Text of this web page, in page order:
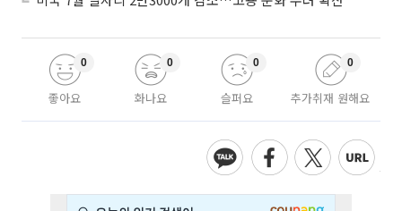
좋아요
0
화나요
0
슬퍼요
0
추가취재 원해요
0